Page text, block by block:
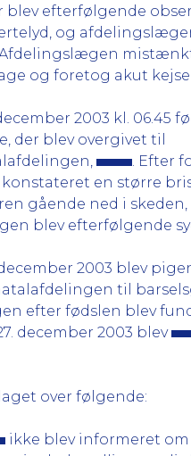
blev efterfølgende
og
og foretog akut
2003 kl. 06.45
der blev overgivet til
. Efter
konstateret en større
gående ned i skeden,
blev efterfølgende
2003 blev
til
efter fødslen blev
december 2003 blev
over følgende:
ikke blev informeret